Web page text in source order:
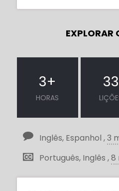
EXPLORAR
3+
HORAS
33
Inglês, Espanhol ,3
Português, Inglês ,8